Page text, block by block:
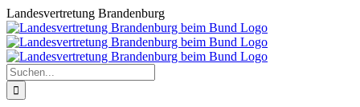
Zum
Inhalt
springen
Landesvertretung Brandenburg
Suche
nach: